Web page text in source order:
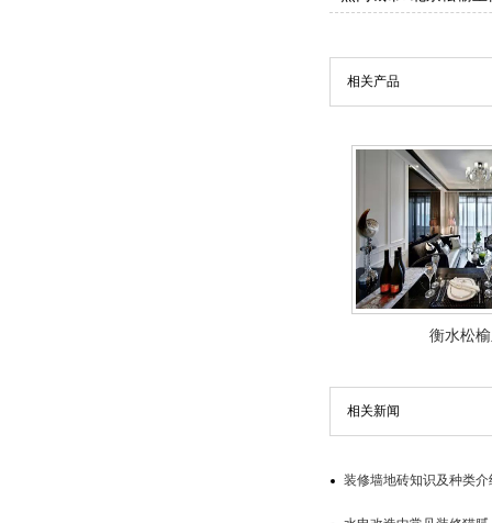
相关产品
衡水松
相关新闻
装修墙地砖知识及种类介